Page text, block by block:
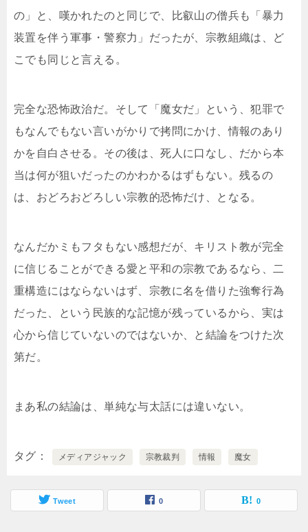
の」と、嘆かれたのと同じで、比叡山の僧兵も「暴力
装置を伴う軍事・警察力」だったが、宗教組織は、ど
こでも同じと言える。
完全な恐怖政治だ。そして「魔女だ」という、犯罪で
もなんでもない言いがかりで拷問にかけ、情報のあり
かを自白させる。その後は、死人に口なし、だから本
当は何が狙いだったのかわかるはずもない。残るの
は、おどろおどろしい宗教的恐怖だけ、となる。
なんだかミもフタもない感想だが、キリスト教が完全
に信じることができる愛と平和の宗教であるなら、二
重構造にはならないはず、宗教に名を借りた強奪行為
だった、という民族的な記憶が残っているから、実は
心から信じていないのではないか、と結論をつけた次
第だ。
まあ私の結論は、単純な与太話には違いない。
タグ メディアジャック 宗教裁判 情報 魔女
Tweet 0 0